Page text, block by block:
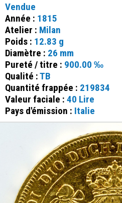
Vendue
Année : 1815
Atelier : Milan
Poids : 12.83 g
Diamètre : 26 mm
Pureté / titre : 900.00 ‰
Qualité :TB
Quantité frappée : 219834
Valeur faciale : 40 Lire
Pays d'émission : Italie